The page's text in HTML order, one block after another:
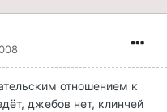
отношением к
джебов нет, клинчей